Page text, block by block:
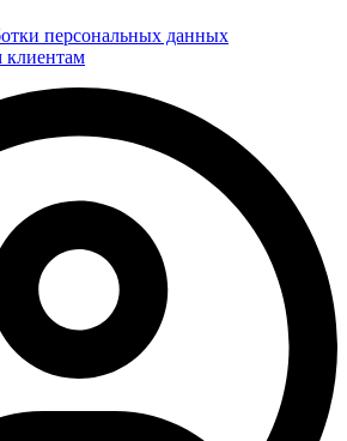
персональных данных